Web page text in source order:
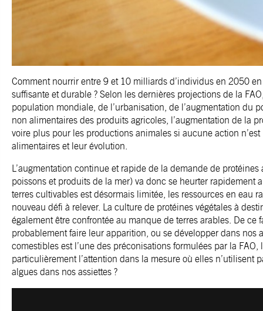
Comment nourrir entre 9 et 10 milliards d’individus en 2050
suffisante et durable ? Selon les dernières projections de la
population mondiale, de l’urbanisation, de l’augmentation du
non alimentaires des produits agricoles, l’augmentation de la
voire plus pour les productions animales si aucune action
alimentaires et leur évolution.
L’augmentation continue et rapide de la demande de
poissons et produits de la mer) va donc se heurter rapidement
terres cultivables est désormais limitée, les ressources en eau
nouveau défi à relever. La culture de protéines végétales à
également être confrontée au manque de terres arables. De ce
probablement faire leur apparition, ou se développer dans nos
comestibles est l’une des préconisations formulées par la
particulièrement l’attention dans la mesure où elles n’utilisent
algues dans nos assiettes ?